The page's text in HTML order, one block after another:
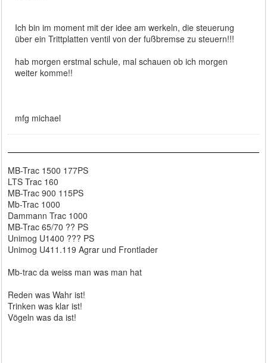
Ich bin im moment mit der idee am werkeln, die steuerung
über ein Trittplatten ventil von der fußbremse zu steuern!!!
hab morgen erstmal schule, mal schauen ob ich morgen
weiter komme!!
mfg michael
MB-Trac 1500 177PS
LTS Trac 160
MB-Trac 900 115PS
Mb-Trac 1000
Dammann Trac 1000
MB-Trac 65/70 ?? PS
Unimog U1400 ??? PS
Unimog U411.119 Agrar und Frontlader
Mb-trac da weiss man was man hat
Reden was Wahr ist!
Trinken was klar ist!
Vögeln was da ist!